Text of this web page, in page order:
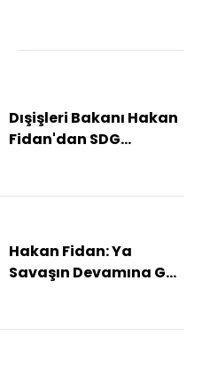
Dışişleri Bakanı Hakan
Fidan'dan SDG
Hakan Fidan: Ya
Savaşın Devamına Göz